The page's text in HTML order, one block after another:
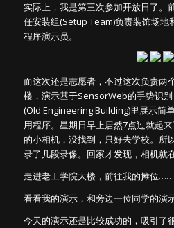
实际上，我是第三次参加开放日了。
任安装组(Setup Team)负责装饰场
程序演示员。
而这次还是志愿者，不过这次负责两
楼，演示基于SensorWeb的手势识
(Old Engineering Building)里展示简
用程序。星期日早上居然7点过就起
的小相机，没找到，只好去学校。所
录了几段录像。回家才发现，相机就
走进老工学院大楼，前往我的摊位……
看看我的演示，和旁边一位同学的演
今天的演示还是比较成功的，吸引了